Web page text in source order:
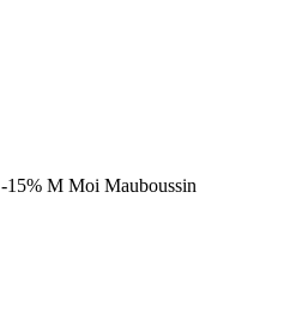
-15% M Moi Mauboussin